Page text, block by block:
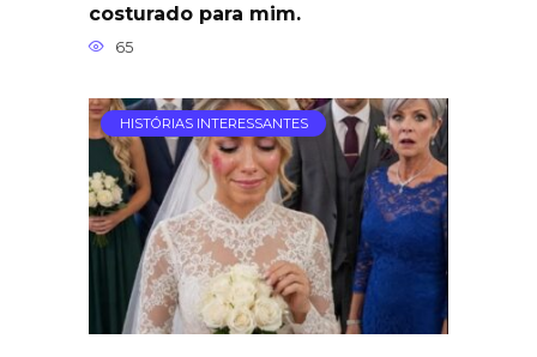
costurado para mim.
65
HISTÓRIAS INTERESSANTES